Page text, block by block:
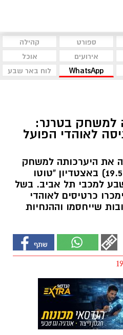
ספורט
קהילה
אירועים
אוכל
WhatsApp לוח באר שבע
למשחק בטרנר:
לאוהדי הפועל
את היערכותה למשחק
שייערך הערב (שלישי, 19.5) באצטדיון "טוטו
למכבי תל אביב. בשל
כרטיסים לאוהדי
שייחסמו וההנחיות